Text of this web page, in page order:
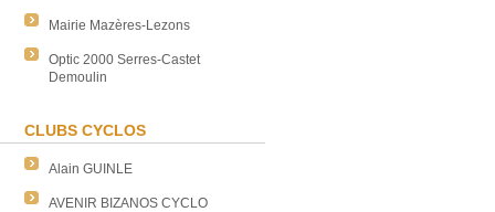
Mairie Mazères-Lezons
Optic 2000 Serres-Castet
Demoulin
CLUBS CYCLOS
Alain GUINLE
AVENIR BIZANOS CYCLO